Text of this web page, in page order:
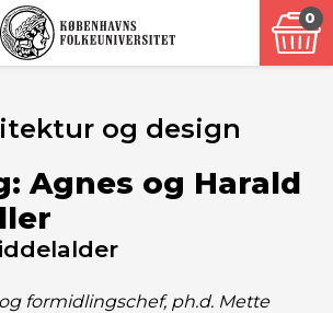
0
og design
Agnes og Harald
formidlingschef, ph.d. Mette